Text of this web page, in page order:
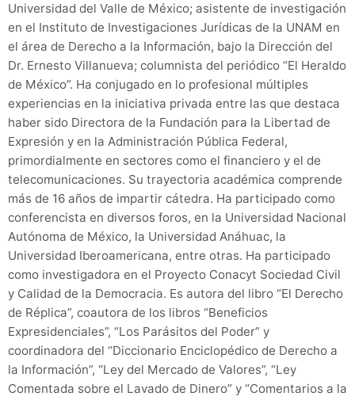
Universidad del Valle de México; asistente de investigación
en el Instituto de Investigaciones Jurídicas de la UNAM en
el área de Derecho a la Información, bajo la Dirección del
Dr. Ernesto Villanueva; columnista del periódico “El Heraldo
de México”. Ha conjugado en lo profesional múltiples
experiencias en la iniciativa privada entre las que destaca
haber sido Directora de la Fundación para la Libertad de
Expresión y en la Administración Pública Federal,
primordialmente en sectores como el financiero y el de
telecomunicaciones. Su trayectoria académica comprende
más de 16 años de impartir cátedra. Ha participado como
conferencista en diversos foros, en la Universidad Nacional
Autónoma de México, la Universidad Anáhuac, la
Universidad Iberoamericana, entre otras. Ha participado
como investigadora en el Proyecto Conacyt Sociedad Civil
y Calidad de la Democracia. Es autora del libro “El Derecho
de Réplica”, coautora de los libros “Beneficios
Expresidenciales”, “Los Parásitos del Poder” y
coordinadora del “Diccionario Enciclopédico de Derecho a
la Información”, “Ley del Mercado de Valores”, “Ley
Comentada sobre el Lavado de Dinero” y “Comentarios a la